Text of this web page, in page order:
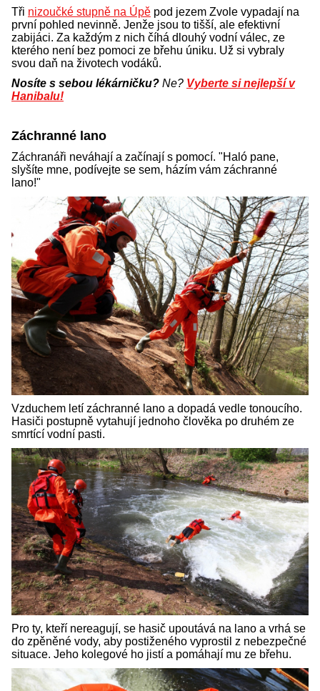
Tři nizoučké stupně na Úpě pod jezem Zvole vypadají na
první pohled nevinně. Jenže jsou to tišší, ale efektivní
zabijáci. Za každým z nich číhá dlouhý vodní válec, ze
kterého není bez pomoci ze břehu úniku. Už si vybraly
svou daň na životech vodáků.
Nosíte s sebou lékárničku? Ne? Vyberte si nejlepší v
Hanibalu!
Záchranné lano
Záchranáři neváhají a začínají s pomocí. "Haló pane,
slyšíte mne, podívejte se sem, házím vám záchranné
lano!"
Vzduchem letí záchranné lano a dopadá vedle tonoucího.
Hasiči postupně vytahují jednoho člověka po druhém ze
smrtící vodní pasti.
Pro ty, kteří nereagují, se hasič upoutává na lano a vrhá se
do zpěněné vody, aby postiženého vyprostil z nebezpečné
situace. Jeho kolegové ho jistí a pomáhají mu ze břehu.